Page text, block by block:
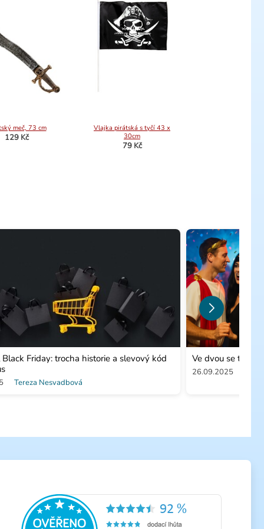
meč, 73 cm
129 Kč
Vlajka pirátská s tyčí 43 x
30cm
79 Kč
Friday: trocha historie a slevový kód
Tereza Nesvadbová
Ve dvou se to
26.09.2025